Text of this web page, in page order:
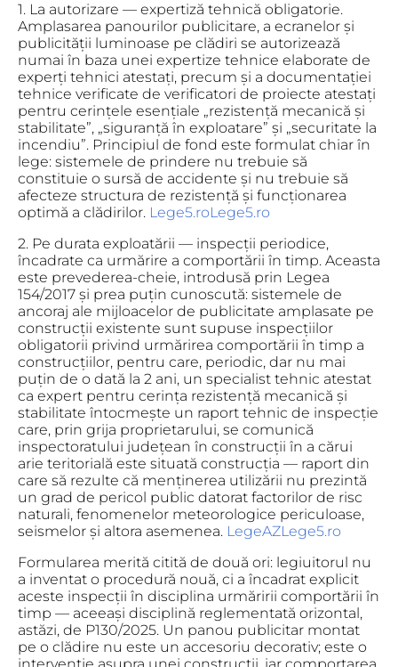
1. La autorizare — expertiză tehnică obligatorie.
Amplasarea panourilor publicitare, a ecranelor și
publicității luminoase pe clădiri se autorizează
numai în baza unei expertize tehnice elaborate de
experți tehnici atestați, precum și a documentației
tehnice verificate de verificatori de proiecte atestați
pentru cerințele esențiale „rezistență mecanică și
stabilitate”, „siguranță în exploatare” și „securitate la
incendiu”. Principiul de fond este formulat chiar în
lege: sistemele de prindere nu trebuie să
constituie o sursă de accidente și nu trebuie să
afecteze structura de rezistență și funcționarea
optimă a clădirilor. Lege5.roLege5.ro
2. Pe durata exploatării — inspecții periodice,
încadrate ca urmărire a comportării în timp. Aceasta
este prevederea-cheie, introdusă prin Legea
154/2017 și prea puțin cunoscută: sistemele de
ancoraj ale mijloacelor de publicitate amplasate pe
construcții existente sunt supuse inspecțiilor
obligatorii privind urmărirea comportării în timp a
construcțiilor, pentru care, periodic, dar nu mai
puțin de o dată la 2 ani, un specialist tehnic atestat
ca expert pentru cerința rezistență mecanică și
stabilitate întocmește un raport tehnic de inspecție
care, prin grija proprietarului, se comunică
inspectoratului județean în construcții în a cărui
arie teritorială este situată construcția — raport din
care să rezulte că menținerea utilizării nu prezintă
un grad de pericol public datorat factorilor de risc
naturali, fenomenelor meteorologice periculoase,
seismelor și altora asemenea. LegeAZLege5.ro
Formularea merită citită de două ori: legiuitorul nu
a inventat o procedură nouă, ci a încadrat explicit
aceste inspecții în disciplina urmăririi comportării în
timp — aceeași disciplină reglementată orizontal,
astăzi, de P130/2025. Un panou publicitar montat
pe o clădire nu este un accesoriu decorativ; este o